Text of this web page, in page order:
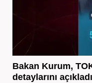
Bakan Kurum,
detaylarını açıkladı